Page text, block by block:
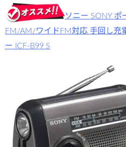
ソニー SONY ポ
FM/AM/ワイドFM対応 手回し充
ー ICF-B99 S